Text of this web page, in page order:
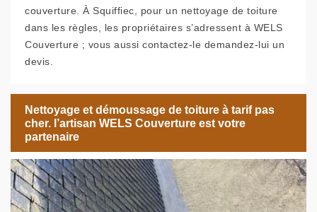
couverture. À Squiffiec, pour un nettoyage de toiture
dans les règles, les propriétaires s’adressent à WELS
Couverture ; vous aussi contactez-le demandez-lui un
devis.
Nettoyage et démoussage de toiture à tarif pas
cher. l’artisan WELS Couverture est votre
partenaire